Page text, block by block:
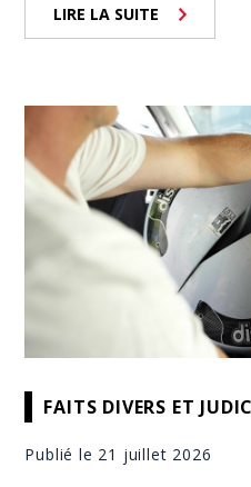
LIRE LA SUITE
FAITS DIVERS ET
Publié le 21 juillet 2026